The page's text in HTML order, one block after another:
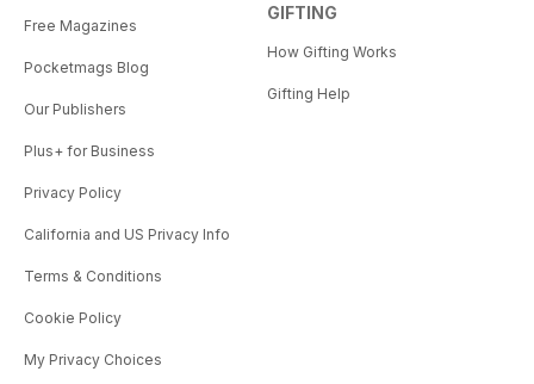
Free Magazines
Pocketmags Blog
Our Publishers
Plus+ for Business
Privacy Policy
California and US Privacy Info
Terms & Conditions
Cookie Policy
My Privacy Choices
GIFTING
How Gifting Works
Gifting Help